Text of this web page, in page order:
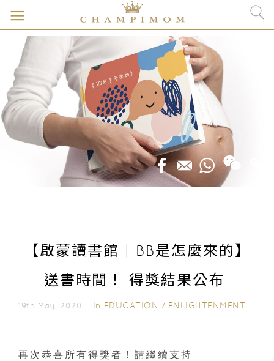
【啟蒙讀書館 | BB是怎麼來的】
送書時間！ 得獎結果公布
19th May, 2020｜ In EDUCATION / ENLIGHTENMENT CORNER
再次恭喜所有得獎者！請繼續支持